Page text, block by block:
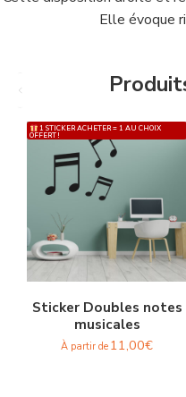
Elle évoque
1 STICKER ACHETER = 1 AU CHOIX
OFFERT !
Sticker Doubles notes
musicales
À partir de 11,00€